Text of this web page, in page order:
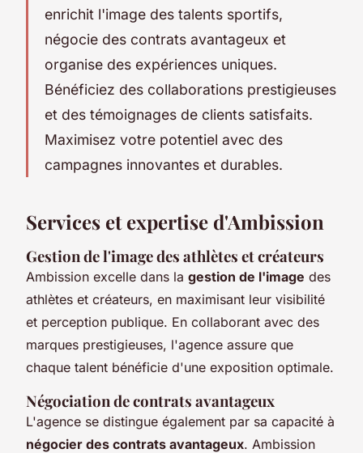
enrichit l'image des talents sportifs,
négocie des contrats avantageux et
organise des expériences uniques.
Bénéficiez des collaborations prestigieuses
et des témoignages de clients satisfaits.
Maximisez votre potentiel avec des
campagnes innovantes et durables.
Services et expertise d'Ambission
Gestion de l'image des athlètes et créateurs
Ambission excelle dans la gestion de l'image des
athlètes et créateurs, en maximisant leur visibilité
et perception publique. En collaborant avec des
marques prestigieuses, l'agence assure que
chaque talent bénéficie d'une exposition optimale.
Négociation de contrats avantageux
L'agence se distingue également par sa capacité à
négocier des contrats avantageux. Ambission